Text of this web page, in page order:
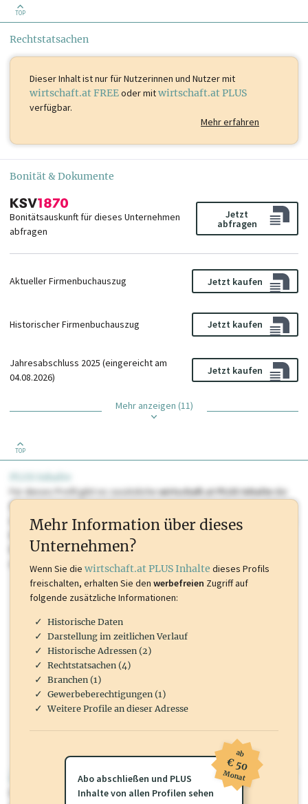
TOP
Rechtstatsachen
Dieser Inhalt istnur für Nutzerinnen und Nutzer mit
wirtschaft.at FREEoder mitwirtschaft.at PLUS
verfügbar.
Mehr erfahren
Bonität & Dokumente
Bonitätsauskunft für dieses Unternehmen
abfragen
Jetzt
abfragen
Aktueller Firmenbuchauszug Jetzt kaufen
Historischer Firmenbuchauszug Jetzt kaufen
Jahresabschluss 2025 (eingereicht am
04.08.2026)
Jetzt kaufen
Mehr anzeigen (11)
TOP
PLUS Inhalte
Für dieses Profil gibt es zusätzlichewirtschaft.at PLUS Inhaltedie
Sie momentan nicht einsehen können. Schalten Sie dieses Profil frei
oder loggen Sie sich ein um diese Inhalte zu sehen. wirtschaft.at PLUS
Marken, Patente, Rechtstatsachen, OTS-Aussendungen, und viele
mehr.
wirtschaft.at PLUS
Für dieses Profil gibt es zusätzlichewirtschaft.at PLUS Inhalte
Mehr Information über dieses
Unternehmen?
Wenn Sie die wirtschaft.at PLUS Inhalte dieses Profils
freischalten, erhalten Sie den werbefreien Zugriff auf
folgende zusätzliche Informationen:
Historische Daten
Darstellung im zeitlichen Verlauf
Historische Adressen (2)
Rechtstatsachen (4)
Branchen (1)
Gewerbeberechtigungen (1)
Weitere Profile an dieser Adresse
Abo abschließen und PLUS
Inhalte von allen Profilen sehen
ab
€ 50
Monat